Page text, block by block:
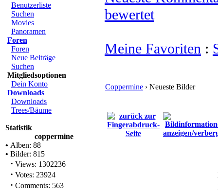
Benutzerliste
Suchen
Movies
Panoramen
Foren
Foren
Neue Beiträge
Suchen
Mitgliedsoptionen
Dein Konto
Downloads
Downloads
Trees/Bäume
Statistik
coppermine
• Alben: 88
• Bilder: 815
· Views: 1302236
· Votes: 23924
· Comments: 563
bewertet
Meine Favoriten :
Coppermine › Neueste Bilder